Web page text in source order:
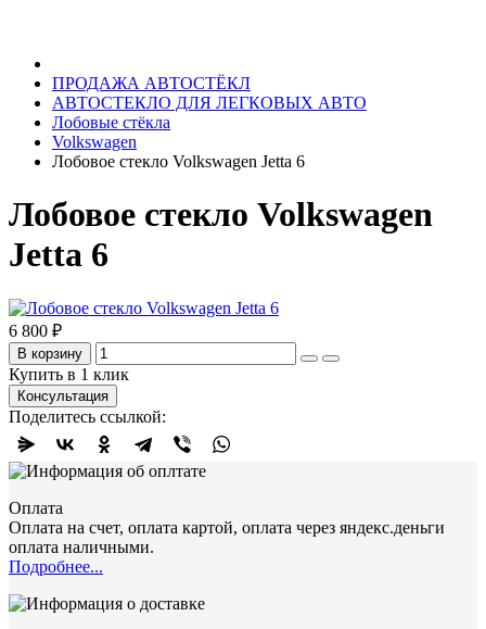
ПРОДАЖА АВТОСТЁКЛ
АВТОСТЕКЛО ДЛЯ ЛЕГКОВЫХ АВТО
Лобовые стёкла
Volkswagen
Лобовое стекло Volkswagen Jetta 6
Лобовое стекло Volkswagen
Jetta 6
6 800 ₽
В корзину
Купить в 1 клик
Консультация
Поделитесь ссылкой:
Оплата
Оплата на счет, оплата картой, оплата через яндекс.деньги
оплата наличными.
Подробнее...